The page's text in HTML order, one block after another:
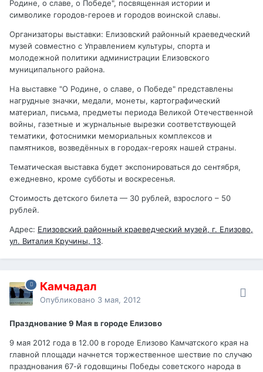
Родине, о славе, о Победе", посвященная истории и
символике городов-героев и городов воинской славы.
Организаторы выставки: Елизовский районный краеведческий
музей совместно с Управлением культуры, спорта и
молодежной политики администрации Елизовского
муниципального района.
На выставке "О Родине, о славе, о Победе" представлены
нагрудные значки, медали, монеты, картографический
материал, письма, предметы периода Великой Отечественной
войны, газетные и журнальные вырезки соответствующей
тематики, фотоснимки мемориальных комплексов и
памятников, возведённых в городах-героях нашей страны.
Тематическая выставка будет экспонироваться до сентября,
ежедневно, кроме субботы и воскресенья.
Стоимость детского билета — 30 рублей, взрослого – 50
рублей.
Адрес: Елизовский районный краеведческий музей, г. Елизово,
ул. Виталия Кручины, 13.
Камчадал
Опубликовано 3 мая, 2012
Празднование 9 Мая в городе Елизово
9 мая 2012 года в 12.00 в городе Елизово Камчатского края на
главной площади начнется торжественное шествие по случаю
празднования 67-й годовщины Победы советского народа в